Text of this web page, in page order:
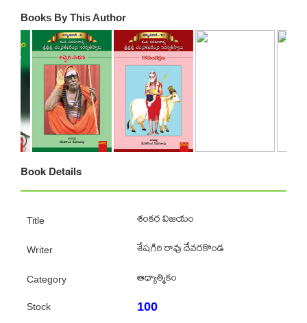
Books By This Author
Book Details
Title శంకర విజయం
Writer శేషగిరి రావు దేవరకొండ
Category ఆధ్యాత్మికం
Stock 100